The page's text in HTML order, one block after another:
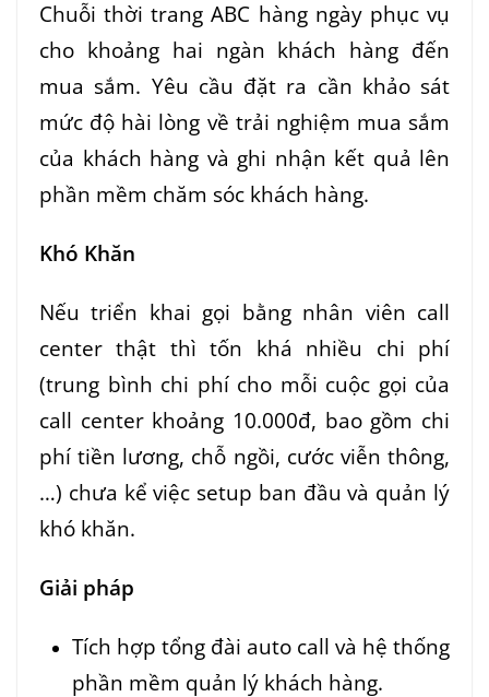
Chuỗi thời trang ABC hàng ngày phục vụ
cho khoảng hai ngàn khách hàng đến
mua sắm. Yêu cầu đặt ra cần khảo sát
mức độ hài lòng về trải nghiệm mua sắm
của khách hàng và ghi nhận kết quả lên
phần mềm chăm sóc khách hàng.
Khó Khăn
Nếu triển khai gọi bằng nhân viên call
center thật thì tốn khá nhiều chi phí
(trung bình chi phí cho mỗi cuộc gọi của
call center khoảng 10.000đ, bao gồm chi
phí tiền lương, chỗ ngồi, cước viễn thông,
…) chưa kể việc setup ban đầu và quản lý
khó khăn.
Giải pháp
Tích hợp tổng đài auto call và hệ thống
phần mềm quản lý khách hàng.